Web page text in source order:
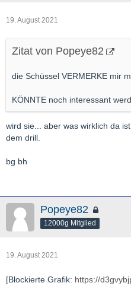
19. August 2021
Zitat von Popeye82
die Schüssel VERMERKE mir
KÖNNTE noch interessant
wird sie... aber was wirklich da
dem drill.
bg bh
Popeye82
12000g Mitglied
19. August 2021
[Blockierte Grafik: https://